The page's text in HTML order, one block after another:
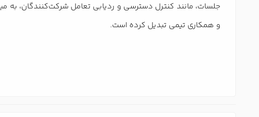
و همکاری تیمی تبدیل کرده است.